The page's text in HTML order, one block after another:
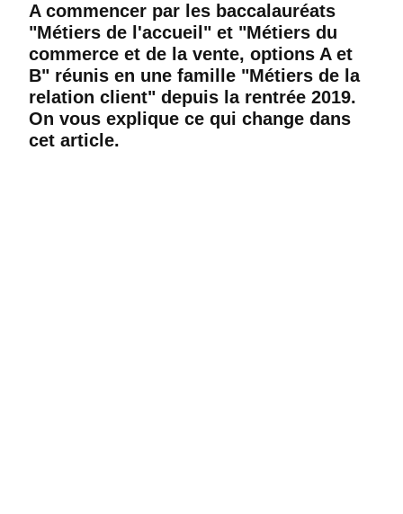
A commencer par les baccalauréats
"Métiers de l'accueil" et "Métiers du
commerce et de la vente, options A et
B" réunis en une famille "Métiers de la
relation client" depuis la rentrée 2019.
On vous explique ce qui change dans
cet article.